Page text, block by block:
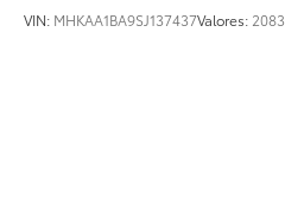
VIN: MHKAA1BA9SJ137437Valores: 2083